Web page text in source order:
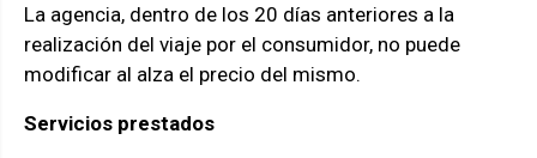
La agencia, dentro de los 20 días anteriores a la
realización del viaje por el consumidor, no puede
modificar al alza el precio del mismo.
Servicios prestados